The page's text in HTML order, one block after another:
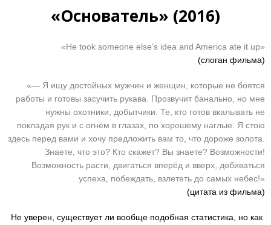
«Основатель» (2016)
«He took someone else’s idea and America ate it up»
(слоган фильма)
«— Я ищу достойных мужчин и женщин, которые не боятся
работы и готовы засучить рукава. Прозвучит банально, но мне
нужны охотники, добытчики. Те, кто готов вкалывать не
покладая рук и с огнём в глазах, по хорошему наглые. Я стою
здесь перед вами и хочу предложить вам то, что дороже золота.
Знаете, что это? Кто скажет? Вы знаете? Возможности!
Возможность расти, двигаться вперёд и вверх, добиваться
успеха, побеждать, взлететь до самых небес!»
(цитата из фильма)
Не уверен, существует ли вообще подобная статистика, но как